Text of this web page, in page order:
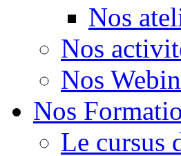
Nos
Nos
Nos
Nos
Le cursus